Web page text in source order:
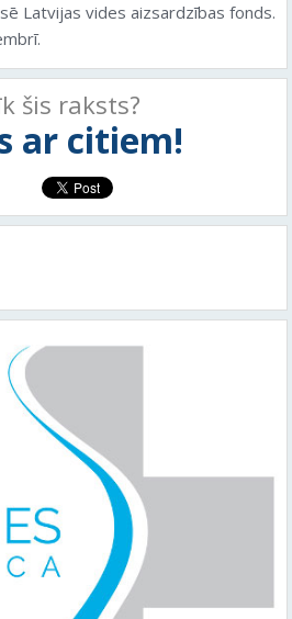
Latvijas vides aizsardzības fonds.
šis raksts?
ar citiem!